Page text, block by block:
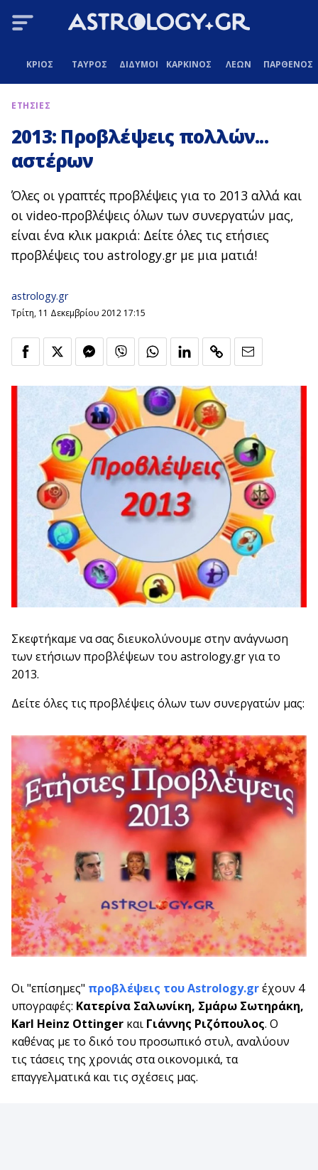
ΚΡΙΟΣ ΤΑΥΡΟΣ ΔΙΔΥΜΟΙ ΚΑΡΚΙΝΟΣ ΛΕΩΝ ΠΑΡΘΕΝΟΣ
ΕΤΗΣΙΕΣ
2013: Προβλέψεις πολλών...
αστέρων
Όλες οι γραπτές προβλέψεις για το 2013 αλλά και
οι video-προβλέψεις όλων των συνεργατών μας,
είναι ένα κλικ μακριά: Δείτε όλες τις ετήσιες
προβλέψεις του astrology.gr με μια ματιά!
astrology.gr
Τρίτη, 11 Δεκεμβρίου 2012 17:15
Σκεφτήκαμε να σας διευκολύνουμε στην ανάγνωση
των ετήσιων προβλέψεων του astrology.gr για το
2013.
Δείτε όλες τις προβλέψεις όλων των συνεργατών μας:
Οι "επίσημες" προβλέψεις του Astrology.grέχουν 4
υπογραφές: Κατερίνα Σαλωνίκη, Σμάρω Σωτηράκη,
Karl Heinz Ottinger και Γιάννης Ριζόπουλος. Ο
καθένας με το δικό του προσωπικό στυλ, αναλύουν
τις τάσεις της χρονιάς στα οικονομικά, τα
επαγγελματικά και τις σχέσεις μας.